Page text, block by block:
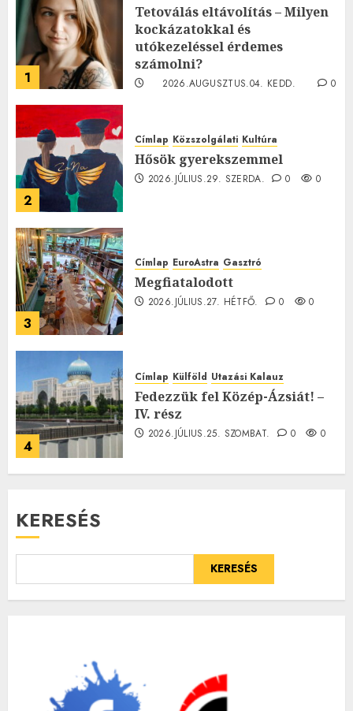
1
Tetoválás eltávolítás – Milyen
kockázatokkal és
utókezeléssel érdemes
számolni?
2026.AUGUSZTUS.04. KEDD.
0
2
Címlap Közszolgálati Kultúra
Hősök gyerekszemmel
2026.JÚLIUS.29. SZERDA. 0 0
3
Címlap EuroAstra Gasztró
Megfiatalodott
2026.JÚLIUS.27. HÉTFŐ. 0 0
4
Címlap Külföld Utazási Kalauz
Fedezzük fel Közép-Ázsiát! –
IV. rész
2026.JÚLIUS.25. SZOMBAT. 0 0
KERESÉS
KERESÉS